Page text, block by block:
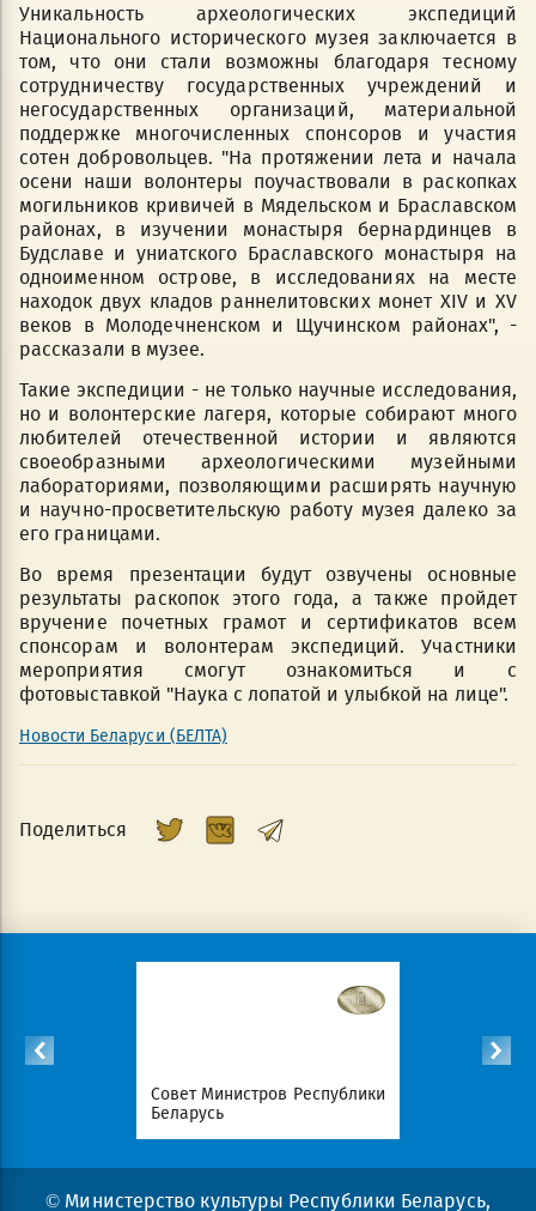
Уникальность археологических экспедиций
Национального исторического музея заключается в
том, что они стали возможны благодаря тесному
сотрудничеству государственных учреждений и
негосударственных организаций, материальной
поддержке многочисленных спонсоров и участия
сотен добровольцев. "На протяжении лета и начала
осени наши волонтеры поучаствовали в раскопках
могильников кривичей в Мядельском и Браславском
районах, в изучении монастыря бернардинцев в
Будславе и униатского Браславского монастыря на
одноименном острове, в исследованиях на месте
находок двух кладов раннелитовских монет XIV и XV
веков в Молодечненском и Щучинском районах", -
рассказали в музее.
Такие экспедиции - не только научные исследования,
но и волонтерские лагеря, которые собирают много
любителей отечественной истории и являются
своеобразными археологическими музейными
лабораториями, позволяющими расширять научную
и научно-просветительскую работу музея далеко за
его границами.
Во время презентации будут озвучены основные
результаты раскопок этого года, а также пройдет
вручение почетных грамот и сертификатов всем
спонсорам и волонтерам экспедиций. Участники
мероприятия смогут ознакомиться и с
фотовыставкой "Наука с лопатой и улыбкой на лице".
Новости Беларуси (БЕЛТА)
Поделиться
Совет Министров Республики
Беларусь
© Министерство культуры Республики Беларусь,